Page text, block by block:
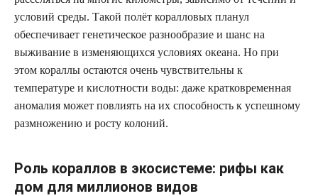
условий среды. Такой полёт коралловых планул
обеспечивает генетическое разнообразие и шанс на
выживание в изменяющихся условиях океана. Но при
этом кораллы остаются очень чувствительны к
температуре и кислотности воды: даже кратковременная
аномалия может повлиять на их способность к успешному
размножению и росту колоний.
Роль кораллов в экосистеме: рифы как
дом для миллионов видов